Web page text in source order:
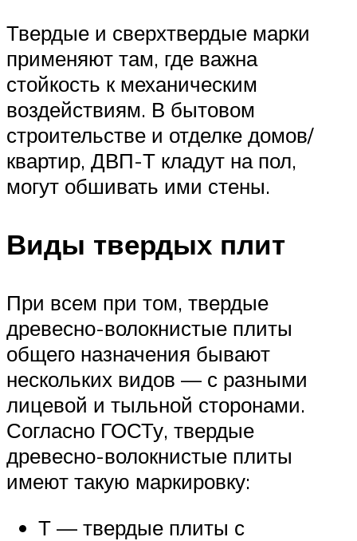
Твердые и сверхтвердые марки
применяют там, где важна
стойкость к механическим
воздействиям. В бытовом
строительстве и отделке домов/
квартир, ДВП-Т кладут на пол,
могут обшивать ими стены.
Виды твердых плит
При всем при том, твердые
древесно-волокнистые плиты
общего назначения бывают
нескольких видов — с разными
лицевой и тыльной сторонами.
Согласно ГОСТу, твердые
древесно-волокнистые плиты
имеют такую маркировку:
Т — твердые плиты с